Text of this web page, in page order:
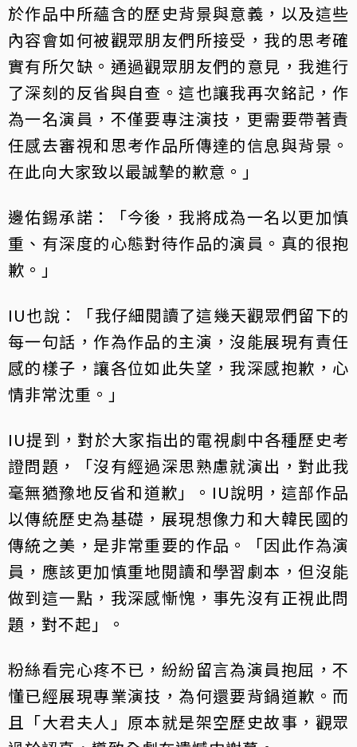
於作品中所蘊含的歷史背景與意義，以及這些
內容會如何被觀眾朋友們所接受，我的思考確
實有所欠缺。通過觀眾朋友們的意見，我進行
了深刻的反省與自查。這也讓我再次銘記，作
為一名演員，不僅要專注演技，更需要帶著責
任感去審視和思考作品所傳達的信息與背景。
在此向大家致以最誠摯的歉意。」
邊佑錫承諾：「今後，我將成為一名以更加慎
重、有深度的心態對待作品的演員。真的很抱
歉。」
IU也說：「我仔細閱讀了這幾天觀眾們留下的
每一句話，作為作品的主演，沒能展現有責任
感的樣子，讓各位如此失望，我深感抱歉，心
情非常沈重。」
IU提到，對於大家指出的電視劇中各種歷史考
證問題，「沒有經過深思熟慮就演出，對此我
毫無猶豫地反省和道歉」。IU說明，這部作品
以傳統歷史為基礎，展現想像力和大韓民國的
傳統之美，是非常重要的作品。「因此作為演
員，應該更加慎重地閱讀和學習劇本，但沒能
做到這一點，我深感慚愧，事先沒有正視此問
題，對不起」。
粉絲看完心疼不已，紛紛留言為演員抱屈，不
懂已經展現專業演技，為何還要背鍋道歉。而
且「大君夫人」原本就是架空歷史故事，觀眾